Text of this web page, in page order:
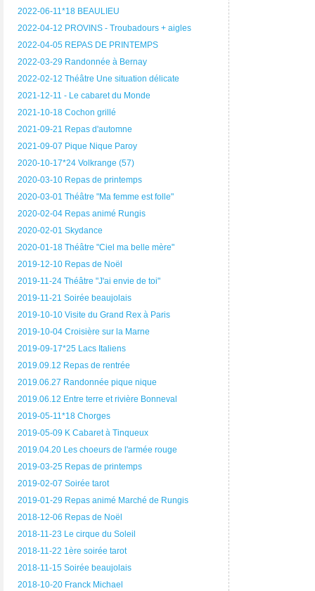
2022-06-11*18 BEAULIEU
2022-04-12 PROVINS - Troubadours + aigles
2022-04-05 REPAS DE PRINTEMPS
2022-03-29 Randonnée à Bernay
2022-02-12 Théâtre Une situation délicate
2021-12-11 - Le cabaret du Monde
2021-10-18 Cochon grillé
2021-09-21 Repas d'automne
2021-09-07 Pique Nique Paroy
2020-10-17*24 Volkrange (57)
2020-03-10 Repas de printemps
2020-03-01 Théâtre "Ma femme est folle"
2020-02-04 Repas animé Rungis
2020-02-01 Skydance
2020-01-18 Théâtre "Ciel ma belle mère"
2019-12-10 Repas de Noël
2019-11-24 Théâtre "J'ai envie de toi"
2019-11-21 Soirée beaujolais
2019-10-10 Visite du Grand Rex à Paris
2019-10-04 Croisière sur la Marne
2019-09-17*25 Lacs Italiens
2019.09.12 Repas de rentrée
2019.06.27 Randonnée pique nique
2019.06.12 Entre terre et rivière Bonneval
2019-05-11*18 Chorges
2019-05-09 K Cabaret à Tinqueux
2019.04.20 Les choeurs de l'armée rouge
2019-03-25 Repas de printemps
2019-02-07 Soirée tarot
2019-01-29 Repas animé Marché de Rungis
2018-12-06 Repas de Noël
2018-11-23 Le cirque du Soleil
2018-11-22 1ère soirée tarot
2018-11-15 Soirée beaujolais
2018-10-20 Franck Michael